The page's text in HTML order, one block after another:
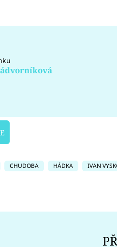
CHUDOBA HÁDKA IVAN